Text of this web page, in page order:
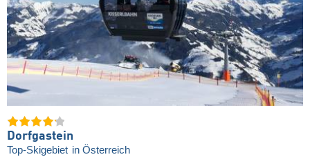
Dorfgastein
Top-Skigebiet in Österreich